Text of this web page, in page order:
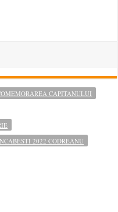
CAPITANULUI
2022 CODREANU